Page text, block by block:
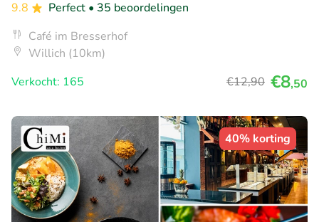
9.8
Perfect • 35 beoordelingen
Café im Bresserhof
Willich (10km)
Verkocht: 165
€12,90 €8,50
40% korting